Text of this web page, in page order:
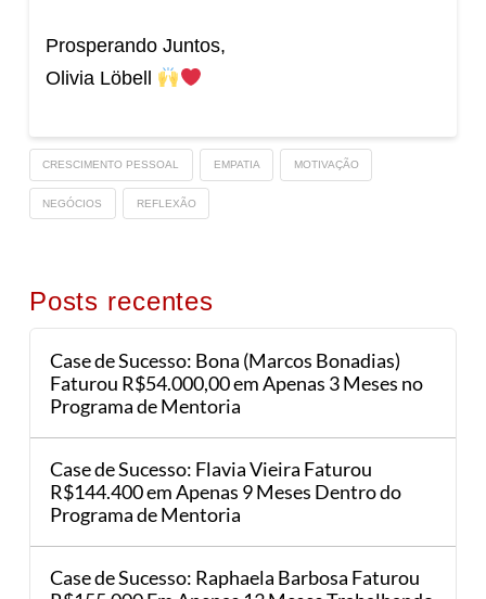
Prosperando Juntos,
Olivia Löbell
CRESCIMENTO PESSOAL EMPATIA MOTIVAÇÃO
NEGÓCIOS REFLEXÃO
Posts recentes
Case de Sucesso: Bona (Marcos Bonadias)
Faturou R$54.000,00 em Apenas 3 Meses no
Programa de Mentoria
Case de Sucesso: Flavia Vieira Faturou
R$144.400 em Apenas 9 Meses Dentro do
Programa de Mentoria
Case de Sucesso: Raphaela Barbosa Faturou